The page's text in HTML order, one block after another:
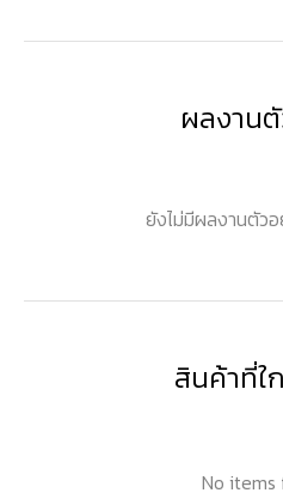
ผลงาน
ยังไม่มีผลงานตัว
สินค้าที่ใ
No items